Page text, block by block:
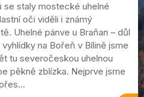
se staly mostecké uhelné
oči viděli i známý
Uhelné pánve u Braňan – důl
na Bořeň v Bílině jsme
tu severočeskou uhelnou
pěkně zblízka. Nejprve jsme